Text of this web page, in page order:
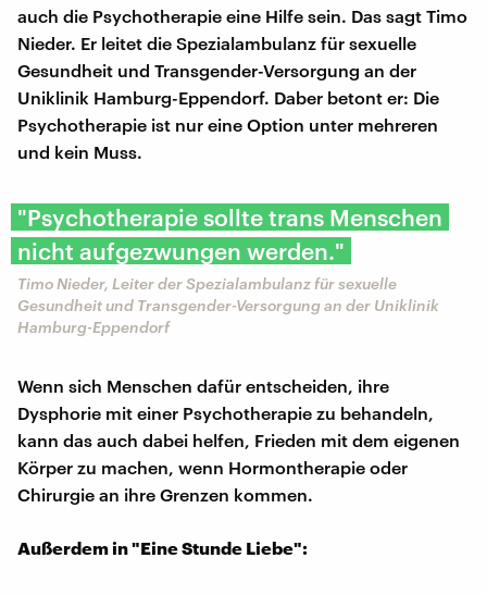
auch die Psychotherapie eine Hilfe sein. Das sagt Timo
Nieder. Er leitet die Spezialambulanz für sexuelle
Gesundheit und Transgender-Versorgung an der
Uniklinik Hamburg-Eppendorf. Daber betont er: Die
Psychotherapie ist nur eine Option unter mehreren
und kein Muss.
"Psychotherapie sollte trans Menschen
nicht aufgezwungen werden."
Timo Nieder, Leiter der Spezialambulanz für sexuelle
Gesundheit und Transgender-Versorgung an der Uniklinik
Hamburg-Eppendorf
Wenn sich Menschen dafür entscheiden, ihre
Dysphorie mit einer Psychotherapie zu behandeln,
kann das auch dabei helfen, Frieden mit dem eigenen
Körper zu machen, wenn Hormontherapie oder
Chirurgie an ihre Grenzen kommen.
Außerdem in "Eine Stunde Liebe":